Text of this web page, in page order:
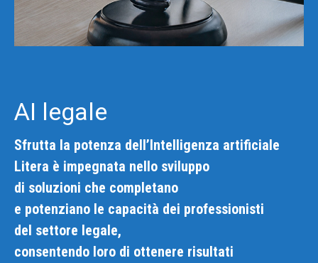
AI legale
Sfrutta la potenza dell’Intelligenza artificiale
Litera è impegnata nello sviluppo
di soluzioni che completano
e potenziano le capacità dei professionisti
del settore legale,
consentendo loro di ottenere risultati